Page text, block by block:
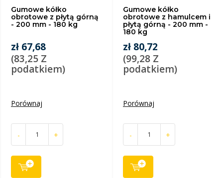
Gumowe kółko
obrotowe z płytą górną
- 200 mm - 180 kg
zł 67,68
(83,25 Z
podatkiem)
Porównaj
- +
Gumowe kółko
obrotowe z hamulcem i
płytą górną - 200 mm -
180 kg
zł 80,72
(99,28 Z
podatkiem)
Porównaj
- +